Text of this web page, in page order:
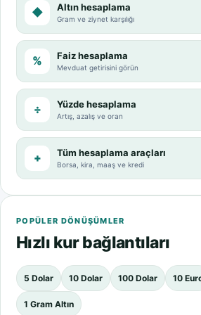
◆ Altın hesaplama
Gram ve ziynet karşılığı
% Faiz hesaplama
Mevduat getirisini görün
÷ Yüzde hesaplama
Artış, azalış ve oran
+ Tüm hesaplama araçları
Borsa, kira, maaş ve kredi
POPÜLER DÖNÜŞÜMLER
Hızlı kur bağlantıları
5 Dolar 10 Dolar 100 Dolar 10
1 Gram Altın